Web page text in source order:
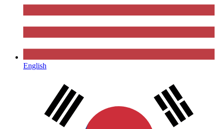
English